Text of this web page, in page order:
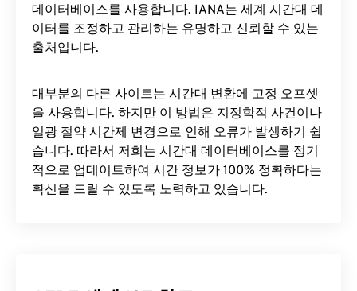
데이터베이스를 사용합니다. IANA는 세계 시간대 데
이터를 조정하고 관리하는 유명하고 신뢰할 수 있는
출처입니다.
대부분의 다른 사이트는 시간대 변환에 ​​고정 오프셋
을 사용합니다. 하지만 이 방법은 지정학적 사건이나
일광 절약 시간제 변경으로 인해 오류가 발생하기 쉽
습니다. 따라서 저희는 시간대 데이터베이스를 정기
적으로 업데이트하여 시간 정보가 100% 정확하다는
확신을 드릴 수 있도록 노력하고 있습니다.